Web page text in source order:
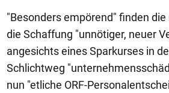
"Besonders empörend" finden die
die Schaffung "unnötiger, neuer
angesichts eines Sparkurses in
Schlichtweg
nun "etliche ORF-